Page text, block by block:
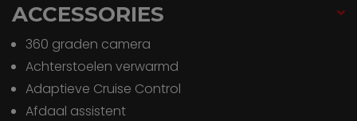
ACCESSORIES
360 graden camera
Achterstoelen verwarmd
Adaptieve Cruise Control
Afdaal assistent